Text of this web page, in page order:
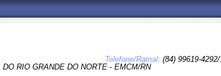
RIO GRANDE DO NORTE - EMCM/RN
Telefone/Ramal: (84) 99619-